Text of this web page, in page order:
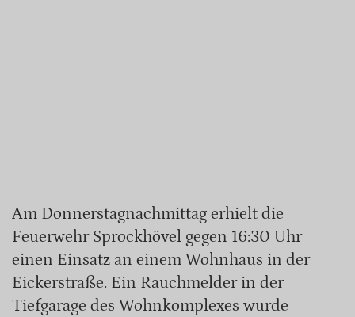
Am Donnerstagnachmittag erhielt die
Feuerwehr Sprockhövel gegen 16:30 Uhr
einen Einsatz an einem Wohnhaus in der
Eickerstraße. Ein Rauchmelder in der
Tiefgarage des Wohnkomplexes wurde